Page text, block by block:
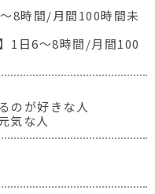
8時間/月間100時間未
1日6〜8時間/月間100
のが好きな人
気な人